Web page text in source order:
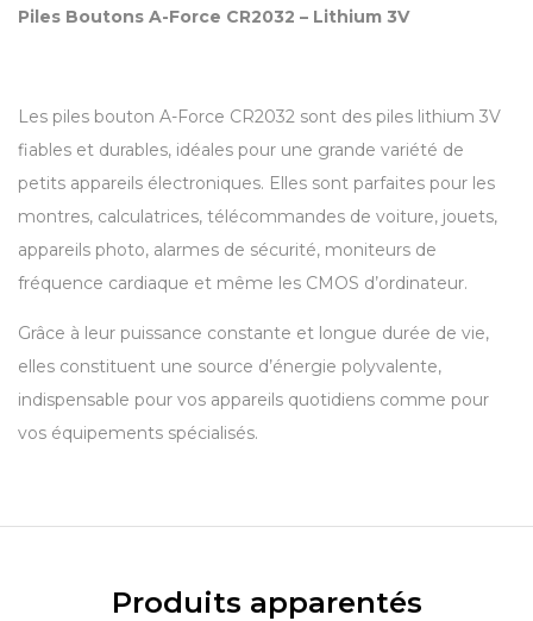
Piles Boutons A-Force CR2032 – Lithium 3V
Les piles bouton A-Force CR2032 sont des piles lithium 3V
fiables et durables, idéales pour une grande variété de
petits appareils électroniques. Elles sont parfaites pour les
montres, calculatrices, télécommandes de voiture, jouets,
appareils photo, alarmes de sécurité, moniteurs de
fréquence cardiaque et même les CMOS d’ordinateur.
Grâce à leur puissance constante et longue durée de vie,
elles constituent une source d’énergie polyvalente,
indispensable pour vos appareils quotidiens comme pour
vos équipements spécialisés.
Produits apparentés